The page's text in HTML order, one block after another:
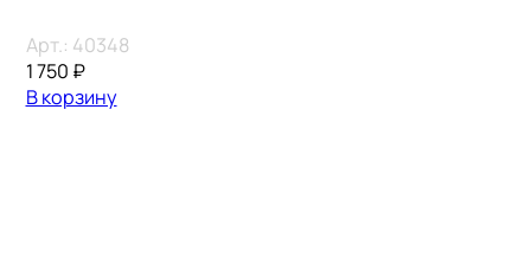
Арт.: 40348
1 750 ₽
В корзину